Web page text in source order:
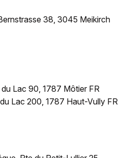
38, 3045 Meikirch
Lac 90, 1787 Môtier FR
Lac 200, 1787 Haut-Vully FR